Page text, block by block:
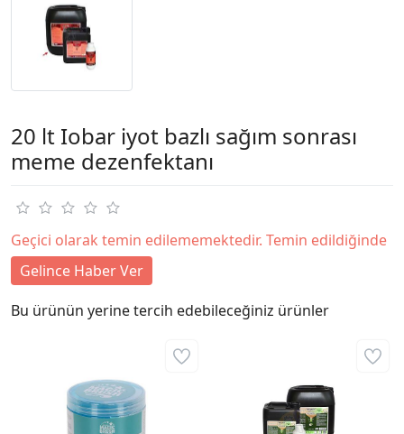
20 lt Iobar iyot bazlı sağım sonrası
meme dezenfektanı
Geçici olarak temin edilememektedir. Temin edildiğinde
Gelince Haber Ver
Bu ürünün yerine tercih edebileceğiniz ürünler